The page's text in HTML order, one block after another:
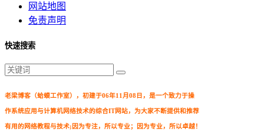
网站地图
免责声明
快速搜索
老梁博客（蛤蟆工作室），初建于06年11月08日，是一个致力于操
作系统应用与计算机网络技术的综合IT网站，为大家不断提供和推荐
有用的网络教程与技术;因为专注，所以专业；因为专业，所以卓越！